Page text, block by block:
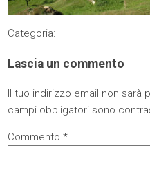
Categoria:
Lascia un commento
Il tuo indirizzo email non sarà
campi obbligatori sono
Commento*